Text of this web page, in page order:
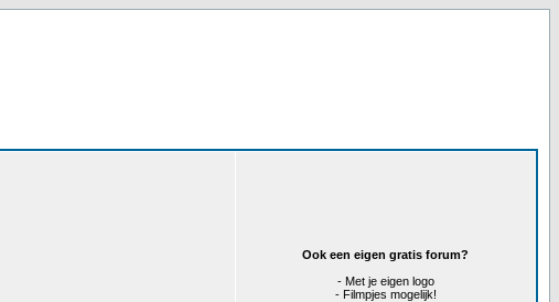
Ook een eigen gratis forum?
- Met je eigen logo
- Filmpjes mogelijk!